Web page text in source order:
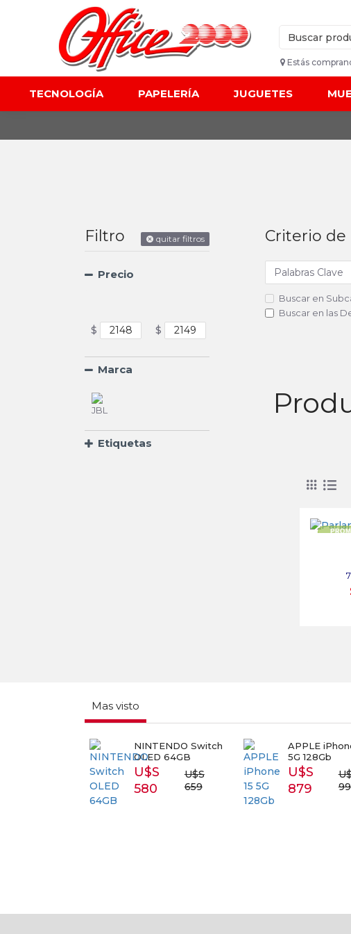
Estás
TECNOLOGÍA PAPELERÍA JUGUETES
Filtro quitar filtros
Precio
$ $
Marca
Etiquetas
Criterio de
Buscar en
Buscar en las
Mas visto
NINTENDO Switch
OLED 64GB
U$S
580
U$S
659
APPLE
5G 128Gb
U$S
879